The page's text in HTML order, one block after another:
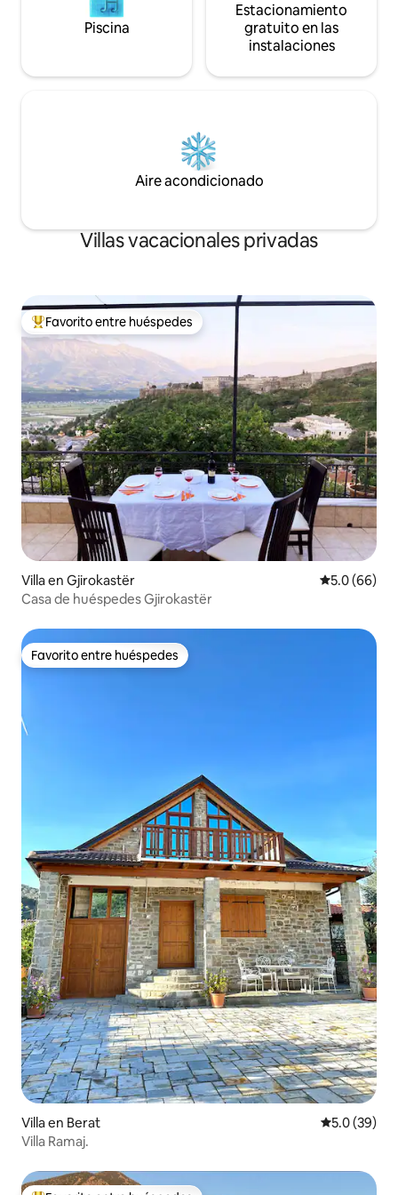
Piscina
Estacionamiento
gratuito en las
instalaciones
Aire acondicionado
Villas vacacionales privadas
Favorito entre huéspedes preferido
Favorito entre huéspedes
Villa en Gjirokastër Calificación
5.0 (66)
Casa de huéspedes Gjirokastër
Favorito entre huéspedes
Favorito entre huéspedes
Villa en Berat Calificación
5.0 (39)
Villa Ramaj.